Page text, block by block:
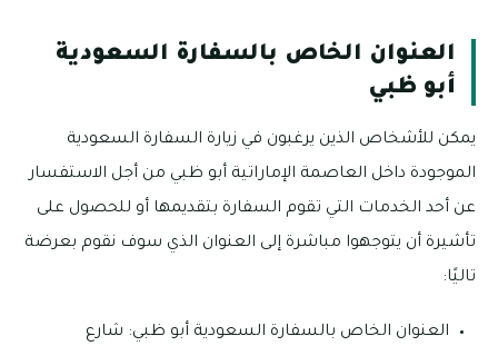
العنوان الخاص بالسفارة السعودية
أبو ظبي
يمكن للأشخاص الذين يرغبون في زيارة السفارة السعودية
الموجودة داخل العاصمة الإماراتية أبو ظبي من أجل الاستفسار
عن أحد الخدمات التي تقوم السفارة بتقديمها أو للحصول على
تأشيرة أن يتوجهوا مباشرة إلى العنوان الذي سوف نقوم بعرضة
تاليًا:
العنوان الخاص بالسفارة السعودية أبو ظبي: شارع